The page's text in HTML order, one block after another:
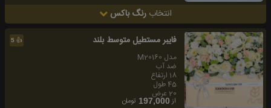
انتخاب رنگ باکس
👍
5 فايبر مستطيل متوسط بلند
مدل M20160
ضد آب
18 ارتفاع
45 طول
20 عرض
از197,000 تومان